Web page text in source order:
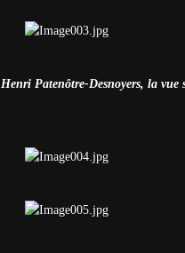
Patenôtre-Desnoyers, la